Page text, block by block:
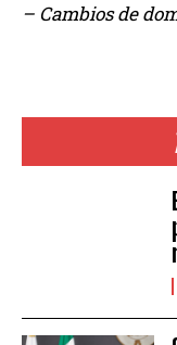
– Cambios de